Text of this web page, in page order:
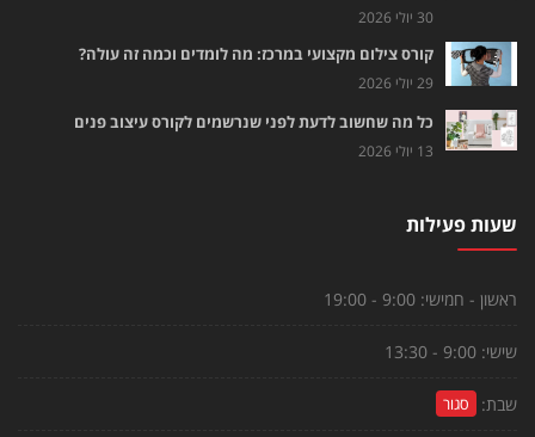
30 יולי 2026
קורס צילום מקצועי במרכז: מה לומדים וכמה זה עולה?
29 יולי 2026
כל מה שחשוב לדעת לפני שנרשמים לקורס עיצוב פנים
13 יולי 2026
שעות פעילות
ראשון - חמישי: 9:00 - 19:00
שישי: 9:00 - 13:30
שבת: סגור